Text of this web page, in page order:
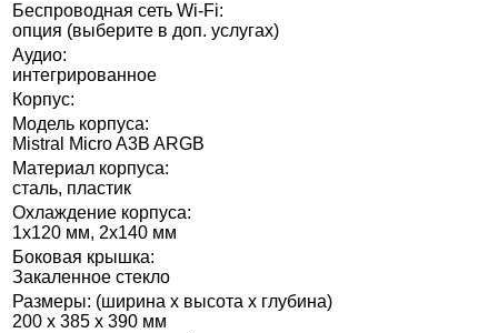
Беспроводная сеть Wi-Fi:
опция (выберите в доп. услугах)
Аудио:
интегрированное
Корпус:
Модель корпуса:
Mistral Micro A3B ARGB
Материал корпуса:
сталь, пластик
Охлаждение корпуса:
1х120 мм, 2х140 мм
Боковая крышка:
Закаленное стекло
Размеры: (ширина x высота x глубина)
200 x 385 x 390 мм